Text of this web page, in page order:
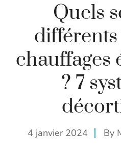
Quels
chauffages
? 7
4 janvier 2024 By